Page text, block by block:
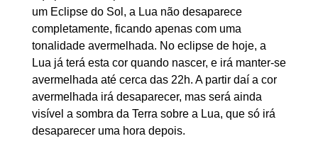
um Eclipse do Sol, a Lua não desaparece
completamente, ficando apenas com uma
tonalidade avermelhada. No eclipse de hoje, a
Lua já terá esta cor quando nascer, e irá manter-se
avermelhada até cerca das 22h. A partir daí a cor
avermelhada irá desaparecer, mas será ainda
visível a sombra da Terra sobre a Lua, que só irá
desaparecer uma hora depois.